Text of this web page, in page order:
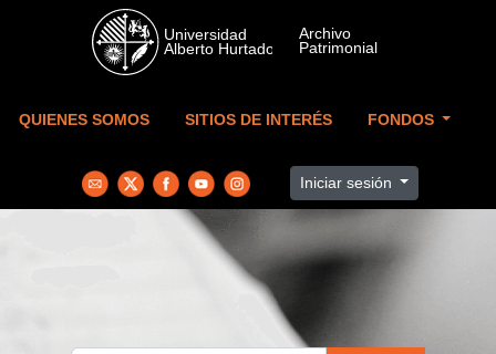
Skip to main content
QUIENES SOMOS SITIOS DE INTERÉS FONDOS
Iniciar sesión